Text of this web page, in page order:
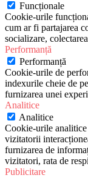
Funcționale
Cookie-urile
cum ar fi partajarea
socializare,
Performanță
Performanță
Cookie-urile de
indexurile cheie de
furnizarea unei
Analitice
Analitice
Cookie-urile
vizitatorii
furnizarea de
vizitatori, rata de
Publicitare